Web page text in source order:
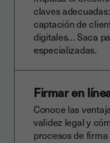
claves
captación de
digitales… Saca
especializadas.
Firmar en
Conoce las
validez legal y
procesos de